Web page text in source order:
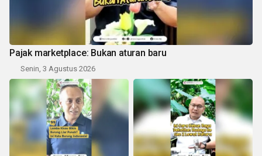
Pajak marketplace: Bukan aturan baru
Senin, 3 Agustus 2026